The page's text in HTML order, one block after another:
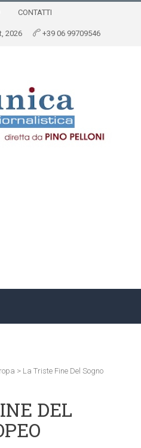
CONTATTI
2026 +39 06 99709546
> La Triste Fine Del Sogno
DEL